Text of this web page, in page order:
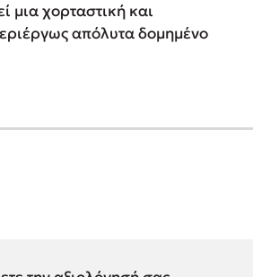
μια χορταστική και
απόλυτα δομημένο